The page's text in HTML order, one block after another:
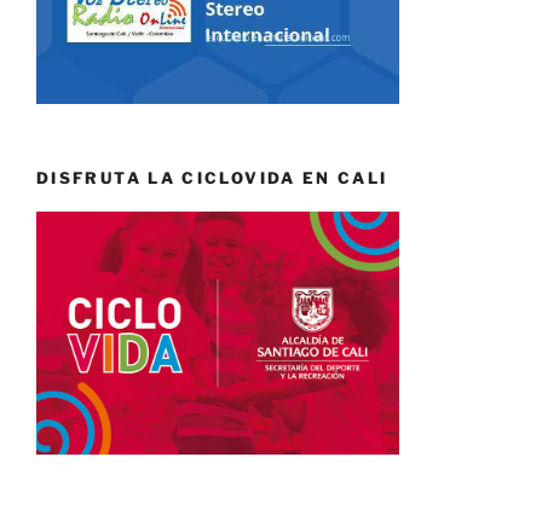
DISFRUTA LA CICLOVIDA EN CALI